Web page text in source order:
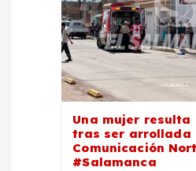
Una mujer resulta
tras ser arrollada
Comunicación
#Salamanca